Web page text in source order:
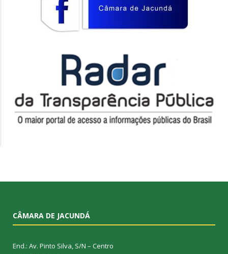
CÂMARA DE JACUNDÁ
End.: Av. Pinto Silva, S/N – Centro